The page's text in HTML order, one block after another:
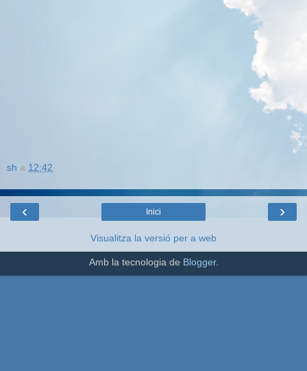
sh a 12:42
‹ ›
Inici
Visualitza la versió per a web
Amb la tecnologia de Blogger.